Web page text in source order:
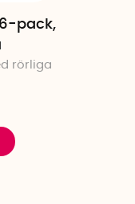
pack,
rörliga